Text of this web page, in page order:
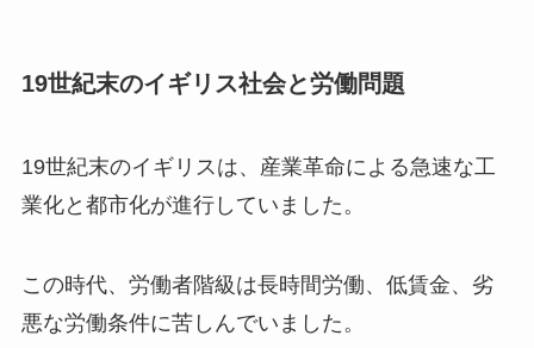
19世紀末のイギリス社会と労働問題
19世紀末のイギリスは、産業革命による急速な工
業化と都市化が進行していました。
この時代、労働者階級は長時間労働、低賃金、劣
悪な労働条件に苦しんでいました。